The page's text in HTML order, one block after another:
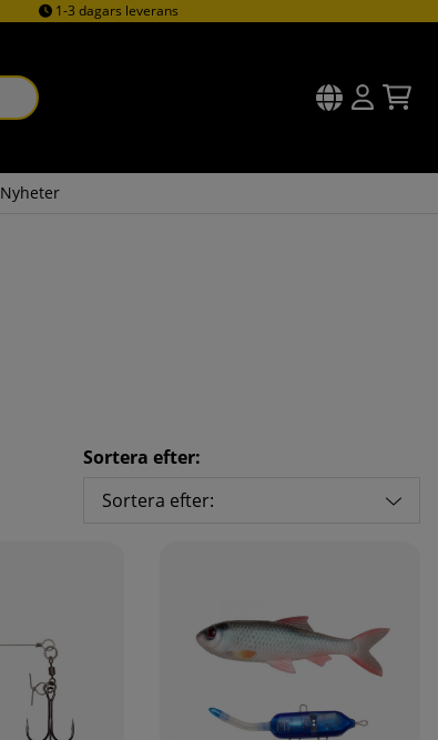
1-3 dagars leverans
Nyheter
Sortera efter:
Sortera efter: